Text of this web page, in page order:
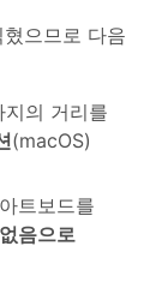
으므로 다음
의 거리를
(macOS)
트보드를
없음으로